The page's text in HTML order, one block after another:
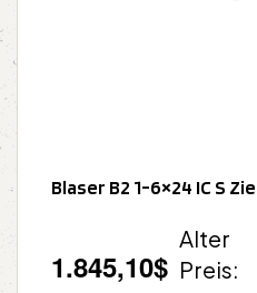
Blaser B2 1-6×24 IC S
Alter
Preis:
1.845,10$